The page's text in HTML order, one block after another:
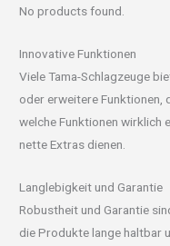
No products found.
Innovative Funktionen
Viele Tama-Schlagzeuge
oder erweitere Funktionen,
welche Funktionen wirklich
nette Extras dienen.
Langlebigkeit und Garantie
Robustheit und Garantie
die Produkte lange haltbar